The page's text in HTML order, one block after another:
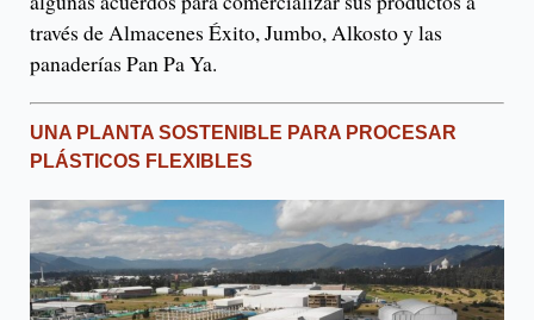
través de Almacenes Éxito, Jumbo, Alkosto y las
panaderías Pan Pa Ya.
UNA PLANTA SOSTENIBLE PARA PROCESAR
PLÁSTICOS FLEXIBLES